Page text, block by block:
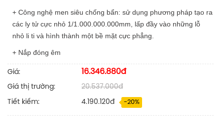
+ Công nghệ men siêu chống bẩn: sử dụng phương pháp tạo ra
các ly tử cực nhỏ 1/1.000.000.000mm, lấp đầy vào những lỗ
nhỏ li ti và hình thành một bề mặt cực phẳng.
+ Nắp đóng êm
Giá: 16.346.880đ
Giá thị trường: 20.537.000đ
Tiết kiếm: 4.190.120đ -20%